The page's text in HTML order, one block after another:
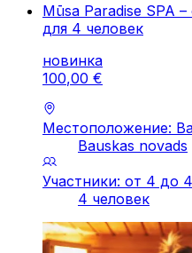
Mūsa Paradise SPA
для 4 человек
новинка
100,00 €
Местоположение:
Bauskas novads
Участники: от 4 до
4 человек